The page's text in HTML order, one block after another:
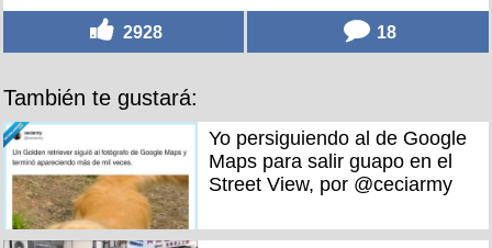
2928 18
También te gustará:
Yo persiguiendo al de Google
Maps para salir guapo en el
Street View, por @ceciarmy